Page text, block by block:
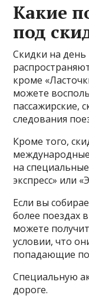
Какие
под
Скидки на
кроме
можете
пассажирские,
следования
Кроме того,
на
экспресс» или
Если вы
более поездах
можете
условии, что
попадающие
Специальную
дороге.